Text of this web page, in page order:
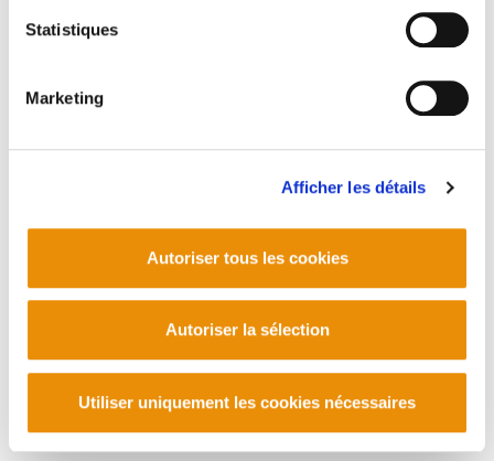
Statistiques
Marketing
Afficher les détails
Autoriser tous les cookies
Autoriser la sélection
Utiliser uniquement les cookies nécessaires